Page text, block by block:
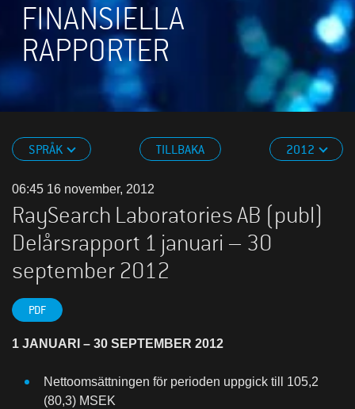
FINANSIELLA
RAPPORTER
SPRÅK TILLBAKA 2012
06:45 16 november, 2012
RaySearch Laboratories AB (publ)
Delårsrapport 1 januari – 30
september 2012
PDF
1 JANUARI – 30 SEPTEMBER 2012
Nettoomsättningen för perioden uppgick till 105,2
(80,3) MSEK